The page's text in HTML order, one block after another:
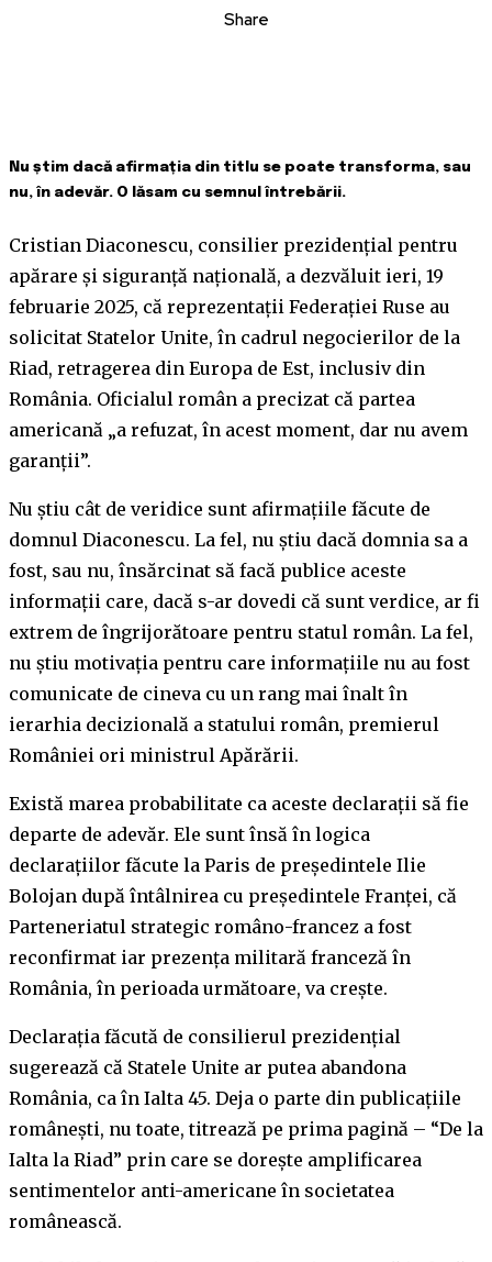
Share
Nu știm dacă afirmația din titlu se poate transforma, sau
nu, în adevăr. O lăsam cu semnul întrebării.
Cristian Diaconescu, consilier prezidențial pentru
apărare și siguranță națională, a dezvăluit ieri, 19
februarie 2025, că reprezentații Federației Ruse au
solicitat Statelor Unite, în cadrul negocierilor de la
Riad, retragerea din Europa de Est, inclusiv din
România. Oficialul român a precizat că partea
americană „a refuzat, în acest moment, dar nu avem
garanții”.
Nu știu cât de veridice sunt afirmațiile făcute de
domnul Diaconescu. La fel, nu știu dacă domnia sa a
fost, sau nu, însărcinat să facă publice aceste
informații care, dacă s-ar dovedi că sunt verdice, ar fi
extrem de îngrijorătoare pentru statul român. La fel,
nu știu motivația pentru care informațiile nu au fost
comunicate de cineva cu un rang mai înalt în
ierarhia decizională a statului român, premierul
României ori ministrul Apărării.
Există marea probabilitate ca aceste declarații să fie
departe de adevăr. Ele sunt însă în logica
declarațiilor făcute la Paris de președintele Ilie
Bolojan după întâlnirea cu președintele Franței, că
Parteneriatul strategic româno-francez a fost
reconfirmat iar prezența militară franceză în
România, în perioada următoare, va crește.
Declarația făcută de consilierul prezidențial
sugerează că Statele Unite ar putea abandona
România, ca în Ialta 45. Deja o parte din publicațiile
românești, nu toate, titrează pe prima pagină – “De la
Ialta la Riad” prin care se dorește amplificarea
sentimentelor anti-americane în societatea
românească.